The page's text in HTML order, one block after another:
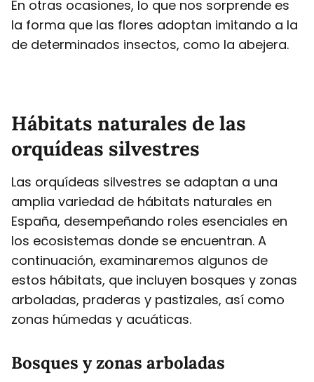
En otras ocasiones, lo que nos sorprende es
la forma que las flores adoptan imitando a la
de determinados insectos, como la abejera.
Hábitats naturales de las
orquídeas silvestres
Las orquídeas silvestres se adaptan a una
amplia variedad de hábitats naturales en
España, desempeñando roles esenciales en
los ecosistemas donde se encuentran. A
continuación, examinaremos algunos de
estos hábitats, que incluyen bosques y zonas
arboladas, praderas y pastizales, así como
zonas húmedas y acuáticas.
Bosques y zonas arboladas